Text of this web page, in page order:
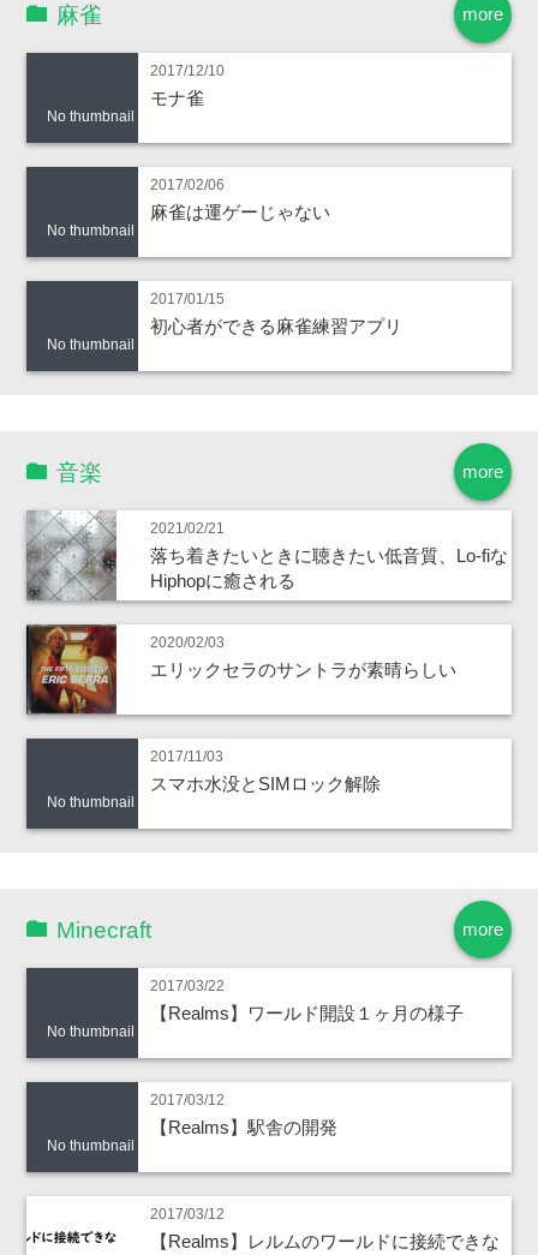
more
麻雀
No thumbnail
2017/12/10
モナ雀
No thumbnail
2017/02/06
麻雀は運ゲーじゃない
No thumbnail
2017/01/15
初心者ができる麻雀練習アプリ
more
音楽
2021/02/21
落ち着きたいときに聴きたい低音質、Lo-fiな
Hiphopに癒される
2020/02/03
エリックセラのサントラが素晴らしい
No thumbnail
2017/11/03
スマホ水没とSIMロック解除
more
Minecraft
No thumbnail
2017/03/22
【Realms】ワールド開設１ヶ月の様子
No thumbnail
2017/03/12
【Realms】駅舎の開発
2017/03/12
【Realms】レルムのワールドに接続できな